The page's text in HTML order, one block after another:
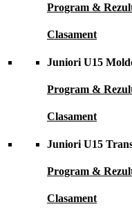
Program &
Clasament
Juniori U15
Program &
Clasament
Juniori U15
Program &
Clasament